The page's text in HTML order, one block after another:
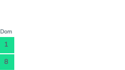
Dom
1
8